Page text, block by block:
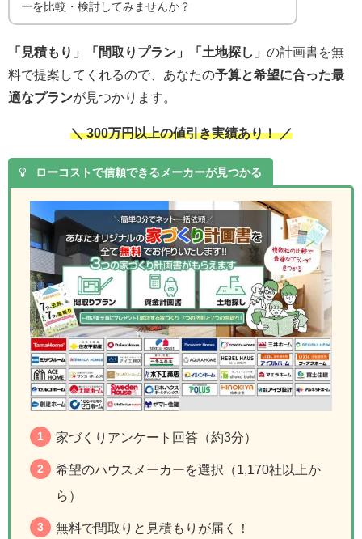
ーを比較・検討してみませんか？
「見積もり」「間取りプラン」「土地探し」 の計画書を無
料で提案してくれるので、あなたの予算と希望に合った最
適なプランが見つかります。
＼ 300万円以上の値引き実績あり！ ／
ローコストで信頼できるメーカーが見つかる
家づくりアンケート回答（約3分）
希望のハウスメーカーを選択（1,170社以上か
ら）
無料で間取りと見積もりが届く！